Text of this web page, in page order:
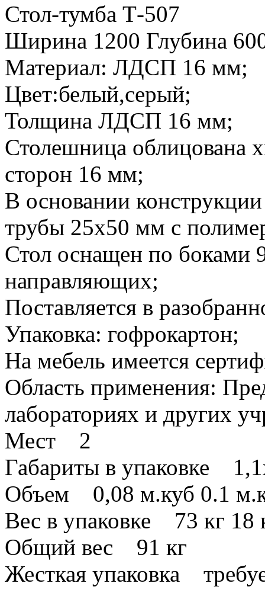
Стол-тумба Т-507
Ширина 1200 Глубина
Материал: ЛДСП 16 мм;
Цвет:белый,серый;
Толщина ЛДСП 16 мм;
Столешница облицована
сторон 16 мм;
В основании
трубы 25х50 мм с
Стол оснащен по боками
направляющих;
Поставляется в
Упаковка: гофрокартон;
На мебель имеется
Область применения:
лабораториях и других
Мест 2
Габариты в упаковке
Объем 0,08 м.куб 0.1
Вес в упаковке 73 кг 18
Общий вес 91 кг
Жесткая упаковка